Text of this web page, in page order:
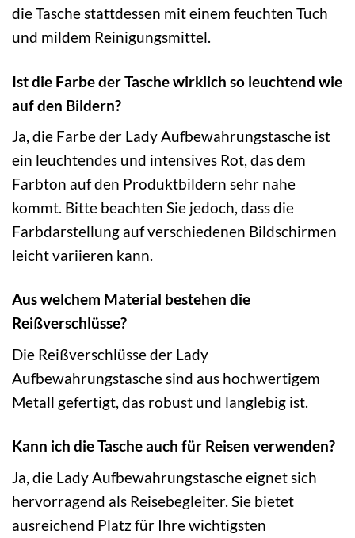
die Tasche stattdessen mit einem feuchten Tuch
und mildem Reinigungsmittel.
Ist die Farbe der Tasche wirklich so leuchtend wie
auf den Bildern?
Ja, die Farbe der Lady Aufbewahrungstasche ist
ein leuchtendes und intensives Rot, das dem
Farbton auf den Produktbildern sehr nahe
kommt. Bitte beachten Sie jedoch, dass die
Farbdarstellung auf verschiedenen Bildschirmen
leicht variieren kann.
Aus welchem Material bestehen die
Reißverschlüsse?
Die Reißverschlüsse der Lady
Aufbewahrungstasche sind aus hochwertigem
Metall gefertigt, das robust und langlebig ist.
Kann ich die Tasche auch für Reisen verwenden?
Ja, die Lady Aufbewahrungstasche eignet sich
hervorragend als Reisebegleiter. Sie bietet
ausreichend Platz für Ihre wichtigsten